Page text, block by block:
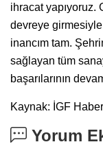
ihracat yapıyoruz.
devreye girmesiyle
inancım tam.
sağlayan tüm
başarılarının
Kaynak: İGF Haber
Yorum